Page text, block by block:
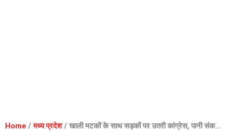
Home /मध्य प्रदेश/ खाली मटकों के साथ सड़कों पर उतरी कांग्रेस, पानी संकट